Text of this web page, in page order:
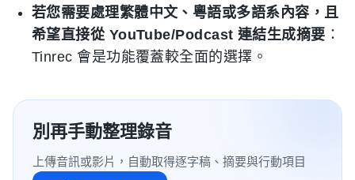
若您需要處理繁體中文、粵語或多語系內容，且
希望直接從 YouTube/Podcast 連結生成摘要 ：
Tinrec 會是功能覆蓋較全面的選擇。
別再手動整理錄音
上傳音訊或影片，自動取得逐字稿、摘要與行動項目